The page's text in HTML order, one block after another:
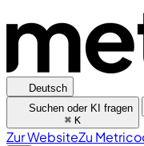
Deutsch
Suchen oder KI fragen
⌘ K
Zur WebsiteZu